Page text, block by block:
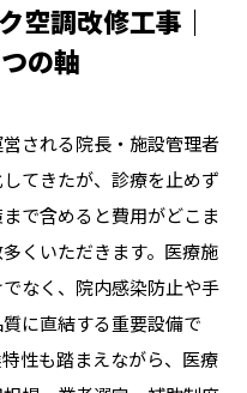
空調改修工事｜
の軸
される院長・施設管理者
てきたが、診療を止めず
で含めると費用がどこま
くいただきます。医療施
なく、院内感染防止や手
に直結する重要設備で
性も踏まえながら、医療